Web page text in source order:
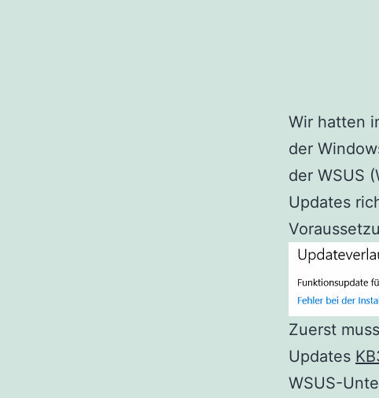
Wir hatten
der
der WSUS
Updates
Zuerst
Updates
WSUS-